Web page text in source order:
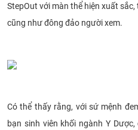
StepOut với màn thể hiện xuất
cũng như đông đảo người xem.
Có thể thấy rằng, với sứ mệnh
bạn sinh viên khối ngành Y